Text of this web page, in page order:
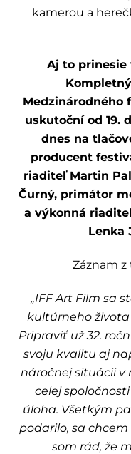
kamerou a
Aj to prinesie
Medzinárodného
uskutoční od 19.
dnes na
producent
riaditeľ Martin
Čurný, primátor
a výkonná
Lenka
Záznam
„IFF Art Film sa
kultúrneho života
Pripraviť už 32.
svoju kvalitu aj
náročnej situácii v
celej
úloha. Všetkým
podarilo, sa
som rád, že